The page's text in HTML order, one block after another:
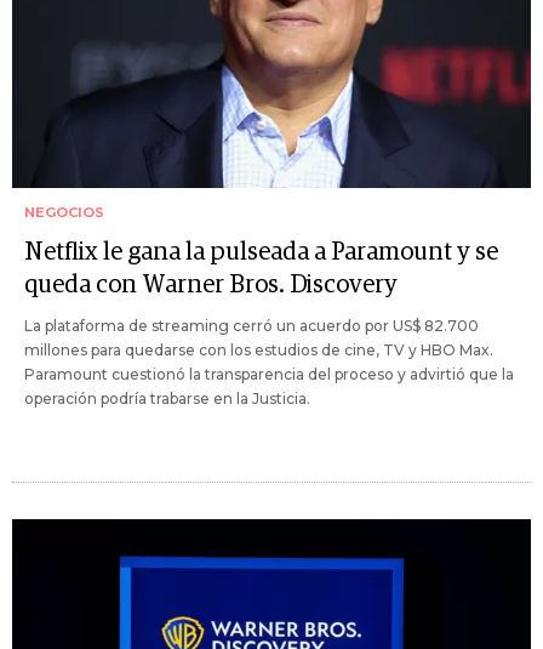
NEGOCIOS
Netflix le gana la pulseada a Paramount y se
queda con Warner Bros. Discovery
La plataforma de streaming cerró un acuerdo por US$ 82.700
millones para quedarse con los estudios de cine, TV y HBO Max.
Paramount cuestionó la transparencia del proceso y advirtió que la
operación podría trabarse en la Justicia.